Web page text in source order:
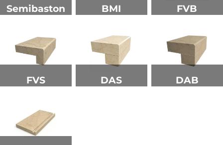
Semibaston BMI FVB
FVS DAS DAB